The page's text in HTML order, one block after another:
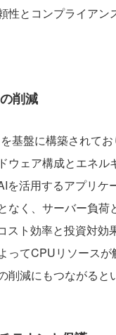
性とコンプライア
削減
基盤に構築されて
ウェア構成とエネ
を活用するアプリ
なく、サーバー負
スト効率と投資対
ってCPUリソース
減にもつながると